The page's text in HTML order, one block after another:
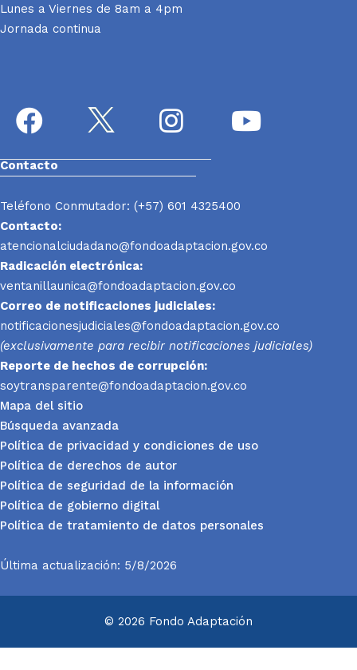
Lunes a Viernes de 8am a 4pm
Jornada continua
Contacto
Teléfono Conmutador: (+57) 601 4325400
Contacto:
atencionalciudadano@fondoadaptacion.gov.co
Radicación electrónica:
ventanillaunica@fondoadaptacion.gov.co
Correo de notificaciones judiciales:
notificacionesjudiciales@fondoadaptacion.gov.co
(exclusivamente para recibir notificaciones judiciales)
Reporte de hechos de corrupción:
soytransparente@fondoadaptacion.gov.co
Mapa del sitio
Búsqueda avanzada
Política de privacidad y condiciones de uso
Política de derechos de autor
Política de seguridad de la información
Política de gobierno digital
Política de tratamiento de datos personales
Última actualización: 5/8/2026
© 2026 Fondo Adaptación